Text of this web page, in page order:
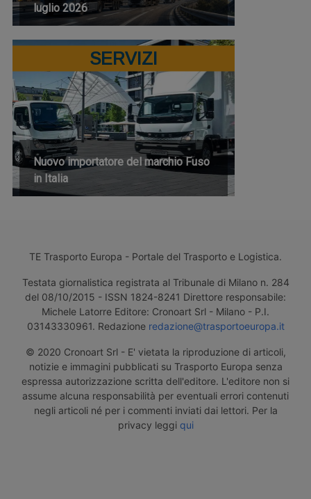
luglio 2026
SERVIZI
Nuovo importatore del marchio Fuso
in Italia
TE Trasporto Europa - Portale del Trasporto e Logistica.
Testata giornalistica registrata al Tribunale di Milano n. 284
del 08/10/2015 - ISSN 1824-8241 Direttore responsabile:
Michele Latorre Editore: Cronoart Srl - Milano - P.I.
03143330961. Redazione redazione@trasportoeuropa.it
© 2020 Cronoart Srl - E' vietata la riproduzione di articoli,
notizie e immagini pubblicati su Trasporto Europa senza
espressa autorizzazione scritta dell'editore. L'editore non si
assume alcuna responsabilità per eventuali errori contenuti
negli articoli né per i commenti inviati dai lettori. Per la
privacy leggi qui